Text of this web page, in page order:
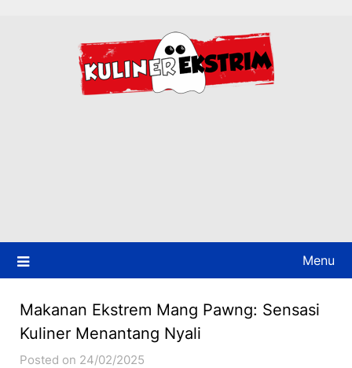
Menu
Makanan Ekstrem Mang Pawng: Sensasi
Kuliner Menantang Nyali
Posted on 24/02/2025